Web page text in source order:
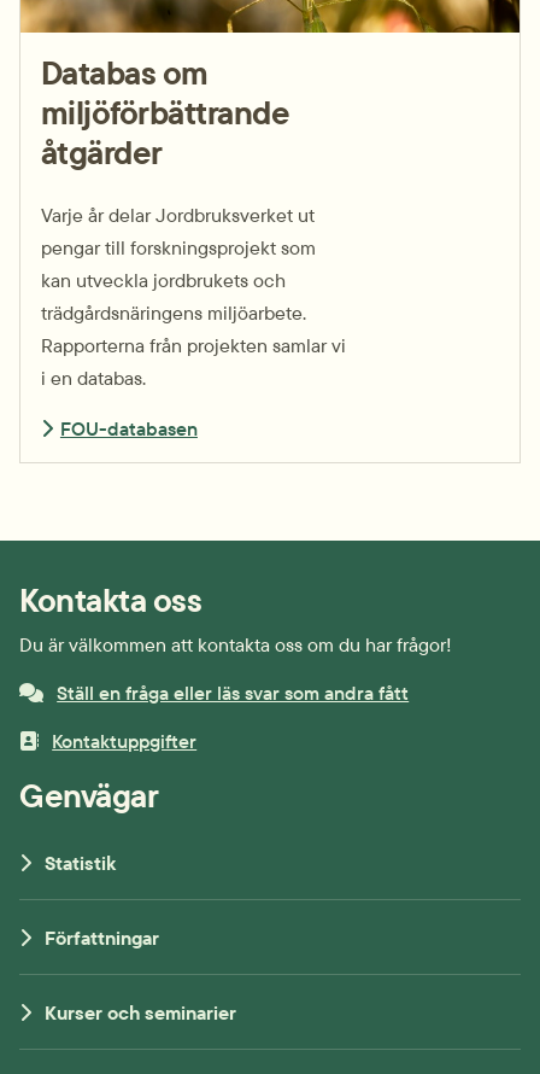
Databas om
miljöförbättrande
åtgärder
Varje år delar Jordbruksverket ut
pengar till forskningsprojekt som
kan utveckla jordbrukets och
trädgårdsnäringens miljöarbete.
Rapporterna från projekten samlar vi
i en databas.
FOU-databasen
Kontakta oss
Du är välkommen att kontakta oss om du har frågor!
Ställ en fråga eller läs svar som andra fått
Kontaktuppgifter
Genvägar
Statistik
Författningar
Kurser och seminarier